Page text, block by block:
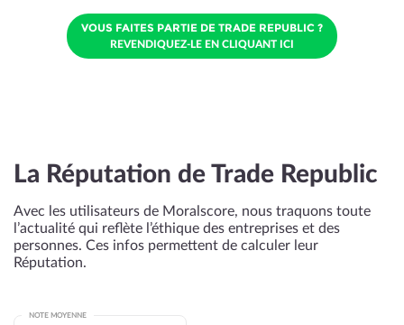
VOUS FAITES PARTIE DE TRADE REPUBLIC ?
REVENDIQUEZ-LE EN CLIQUANT ICI
La Réputation de Trade Republic
Avec les utilisateurs de Moralscore, nous traquons toute
l’actualité qui reflète l’éthique des entreprises et des
personnes. Ces infos permettent de calculer leur
Réputation.
NOTE MOYENNE